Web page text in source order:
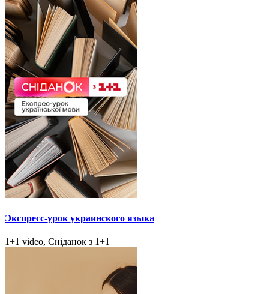
Экспресс-урок украинского языка
1+1 video, Сніданок з 1+1